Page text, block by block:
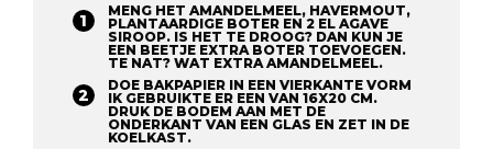
MENG HET AMANDELMEEL, HAVERMOUT,
PLANTAARDIGE BOTER EN 2 EL AGAVE
SIROOP. IS HET TE DROOG? DAN KUN JE
EEN BEETJE EXTRA BOTER TOEVOEGEN.
TE NAT? WAT EXTRA AMANDELMEEL.
DOE BAKPAPIER IN EEN VIERKANTE VORM
IK GEBRUIKTE ER EEN VAN 16X20 CM.
DRUK DE BODEM AAN MET DE
ONDERKANT VAN EEN GLAS EN ZET IN DE
KOELKAST.